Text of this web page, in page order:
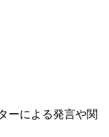
ーによる発言や関